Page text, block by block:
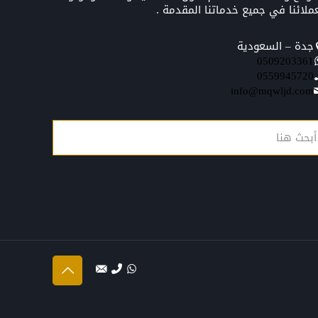
في جميع خدماتنا المقدمة .
جدة – السعودية
0509203361‬‏‬‏
0559945720
info@mqwljd.com